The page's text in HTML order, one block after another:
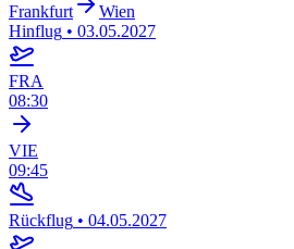
Frankfurt
Wien
Hinflug • 03.05.2027
FRA
08:30
VIE
09:45
Rückflug • 04.05.2027